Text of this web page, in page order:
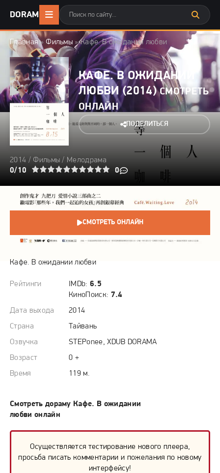
DORAMA24 .ONLINE
Главная» Фильмы » Кафе. В ожидании любви
КАФЕ. В ОЖИДАНИИ
ЛЮБВИ (2014)СМОТРЕТЬ
ОНЛАЙН
ПОДЕЛИТЬСЯ
2014 / Фильмы / Мелодрама
0/10
4 5 6 7 8 9 10 0
СМОТРЕТЬ ОНЛАЙН
Кафе. В ожидании любви
Рейтинги IMDb: 6.5
КиноПоиск: 7.4
Дата выхода
2014
Страна
Тайвань
Озвучка
STEPonee, XDUB DORAMA
Возраст
0 +
Время
119 м.
Смотреть дораму Кафе. В ожидании
любви онлайн
Осуществляется тестирование нового плеера,
просьба писать комментарии и пожелания по новому
интерфейсу!